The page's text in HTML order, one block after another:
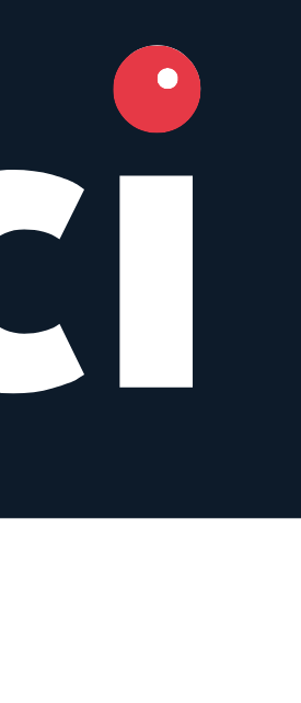
by Photography
optimized for specific use